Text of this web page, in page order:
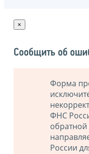
×
Сообщить об
Форма
ФНС
России